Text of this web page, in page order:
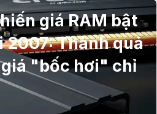
giá RAM bật
Thành quả
"bốc hơi" chỉ